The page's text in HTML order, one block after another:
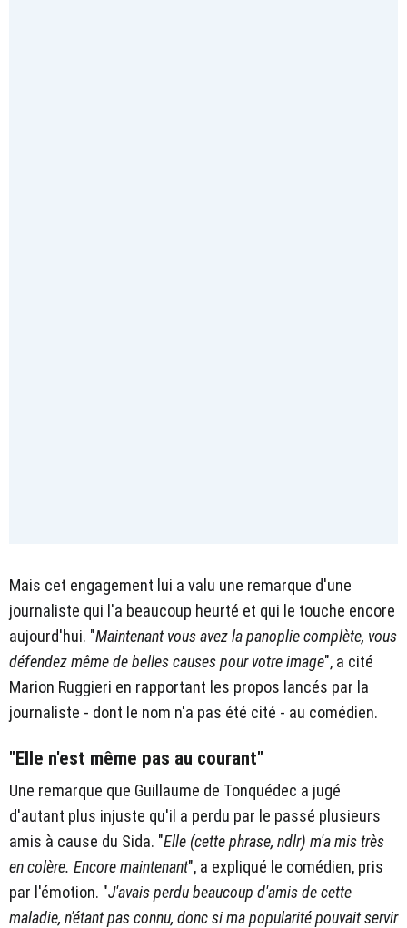
Mais cet engagement lui a valu une remarque d'une
journaliste qui l'a beaucoup heurté et qui le touche encore
aujourd'hui. "Maintenant vous avez la panoplie complète, vous
défendez même de belles causes pour votre image", a cité
Marion Ruggieri en rapportant les propos lancés par la
journaliste - dont le nom n'a pas été cité - au comédien.
"Elle n'est même pas au courant"
Une remarque que Guillaume de Tonquédec a jugé
d'autant plus injuste qu'il a perdu par le passé plusieurs
amis à cause du Sida. "Elle (cette phrase, ndlr) m'a mis très
en colère. Encore maintenant", a expliqué le comédien, pris
par l'émotion. "J'avais perdu beaucoup d'amis de cette
maladie, n'étant pas connu, donc si ma popularité pouvait servir